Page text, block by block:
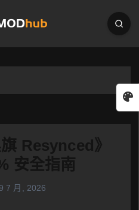
Resynced》
安全指南
9 7 月, 2026